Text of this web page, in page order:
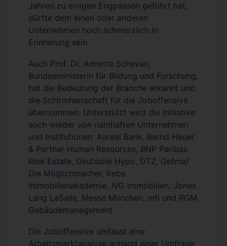
Jahren zu einigen Engpässen geführt hat,
dürfte dem einen oder anderen
Unternehmen noch schmerzlich in
Erinnerung sein.
Auch Prof. Dr. Annette Schavan,
Bundesministerin für Bildung und Forschung,
hat die Bedeutung der Branche erkannt und
die Schirmherrschaft für die Joboffensive
übernommen. Unterstützt wird die Initiative
auch wieder von namhaften Unternehmen
und Institutionen: Aareal Bank, Bernd Heuer
& Partner Human Resources, BNP Paribas
Real Estate, Deutsche Hypo, DTZ, Gefma/
Die Möglichmacher, Irebs
Immobilienakademie, IVG Immobilien, Jones
Lang LaSalle, Messe München, mfi und RGM
Gebäudemanagement.
Die Joboffensive umfasst eine
Arbeitsmarktanalyse anhand einer Umfrage